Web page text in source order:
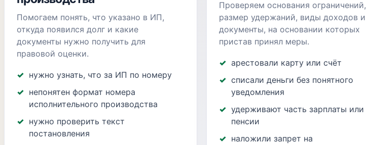
Помогаем понять, что указано в ИП,
откуда появился долг и какие
документы нужно получить для
правовой оценки.
нужно узнать, что за ИП по номеру
непонятен формат номера
исполнительного производства
нужно проверить текст
постановления
Проверяем основания ограничений,
размер удержаний, виды доходов и
документы, на основании которых
пристав принял меры.
арестовали карту или счёт
списали деньги без понятного
уведомления
удерживают часть зарплаты или
пенсии
наложили запрет на